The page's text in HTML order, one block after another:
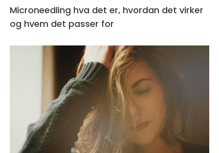
Microneedling hva det er, hvordan det virker
og hvem det passer for